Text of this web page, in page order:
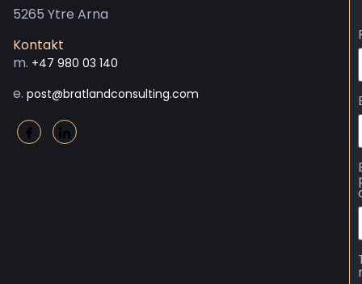
5265 Ytre Arna
Kontakt
m. +47 980 03 140
e. post@bratlandconsulting.com